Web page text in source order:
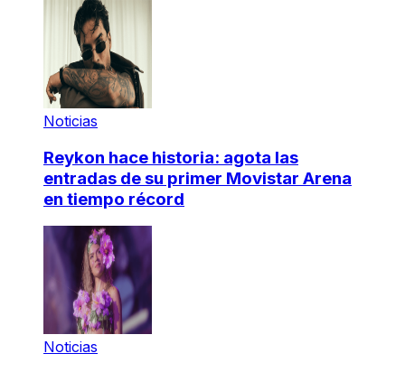
Noticias
Reykon hace historia: agota las
entradas de su primer Movistar Arena
en tiempo récord
Noticias